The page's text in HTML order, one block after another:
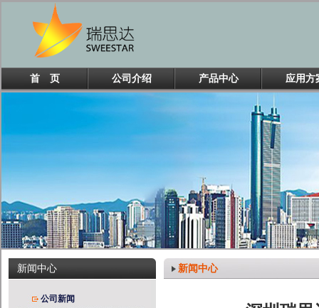
首 页 公司介绍 产品中心 应用方
新闻中心
公司新闻
新闻中心